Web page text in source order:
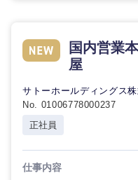
マーケテ
サービス
営業
コンサルタント
食品・化粧品・
メディカル・ヘ
こだわり条件
急募
国内営業
屋
サトーホールディングス
No. 01006778000237
正社員
仕事内容